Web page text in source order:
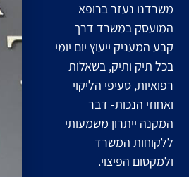
משרדנו נעזר ברופא
המועסק במשרד דרך
קבע המעניק ייעוץ יום יומי
בכל תיק ותיק, בשאלות
רפואיות, סעיפי הליקוי
ואחוזי הנכות- דבר
המקנה ייתרון משמעותי
ללקוחות המשרד
ולמקסום הפיצוי.